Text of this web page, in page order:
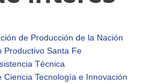
de Producción de la Nación
Productivo Santa Fe
Técnica
Ciencia Tecnología e Innovación